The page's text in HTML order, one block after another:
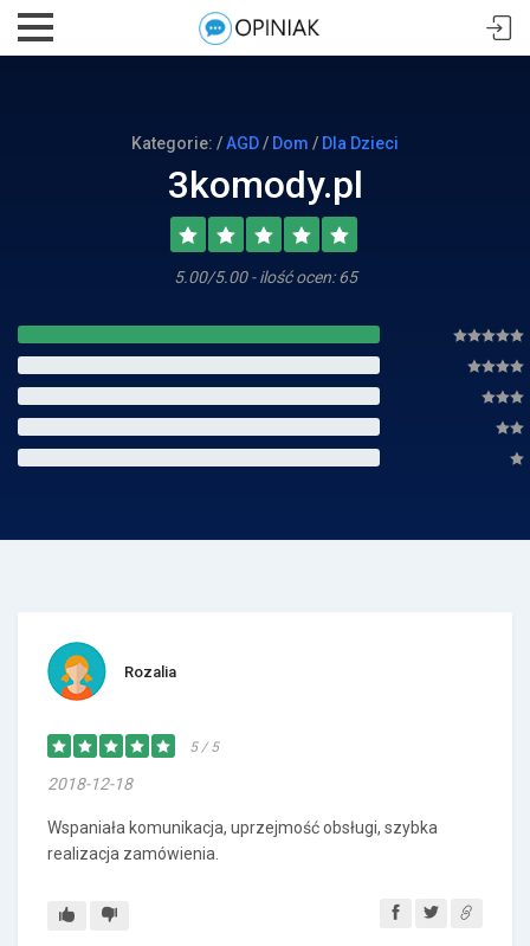
Kategorie: /AGD/ Dom / Dla Dzieci
3komody.pl
5.00/5.00 - ilość ocen: 65
Rozalia
5 / 5
2018-12-18
Wspaniała komunikacja, uprzejmość obsługi, szybka
realizacja zamówienia.